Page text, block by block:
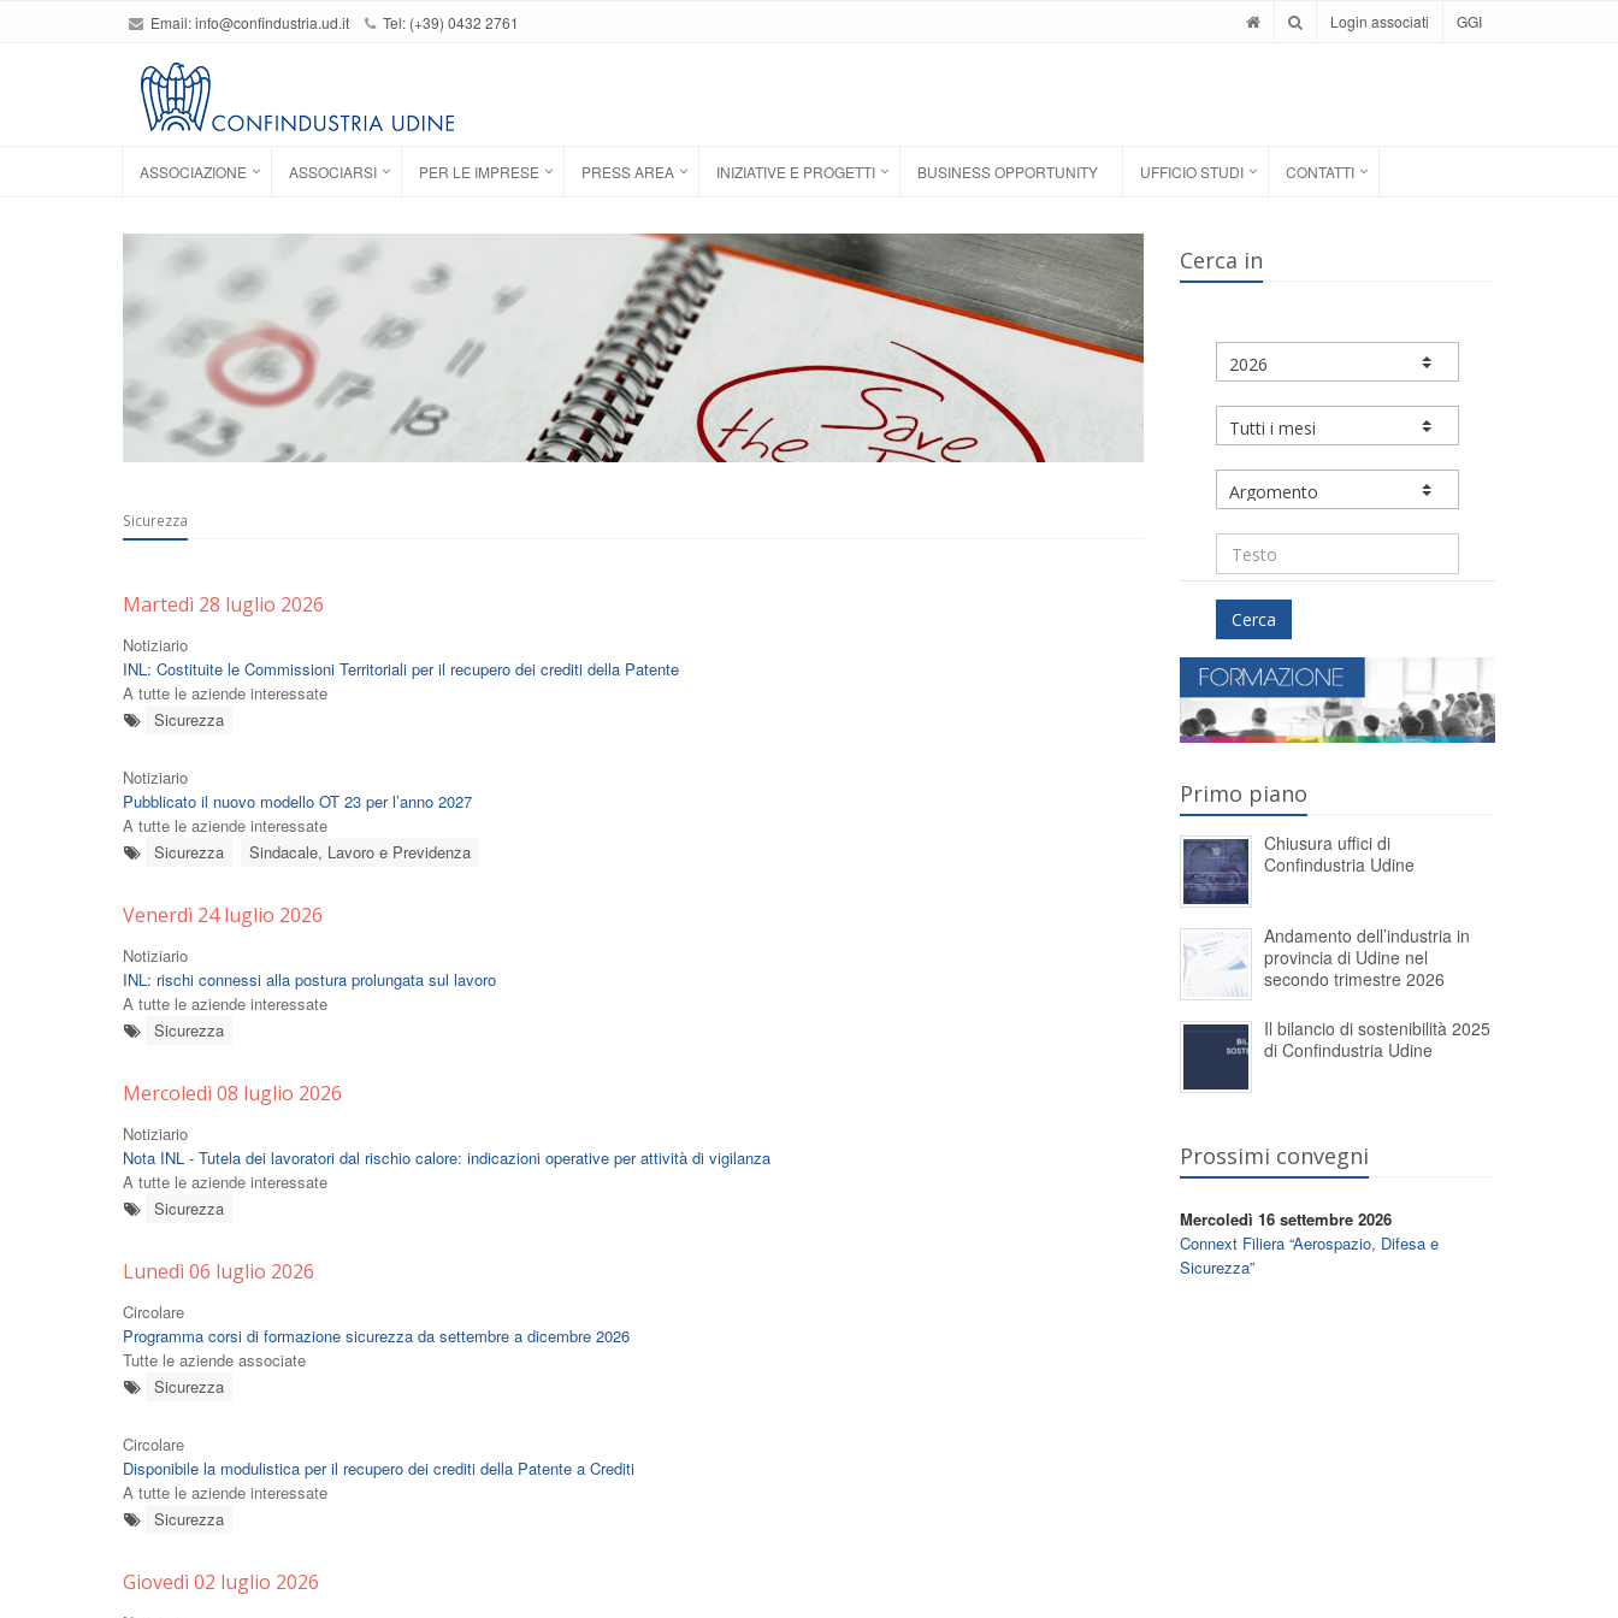
Email:info@confindustria.ud.it Tel: (+39) 0432 2761 Login associati GGI
ASSOCIAZIONE ASSOCIARSI PER LE IMPRESE PRESS AREA INIZIATIVE E PROGETTI BUSINESS OPPORTUNITY UFFICIO STUDI CONTATTI
Sicurezza
Martedì 28 luglio 2026
Notiziario
INL: Costituite le Commissioni Territoriali per il recupero dei crediti della Patente
A tutte le aziende interessate
Sicurezza
Notiziario
Pubblicato il nuovo modello OT 23 per l’anno 2027
A tutte le aziende interessate
Sicurezza
Sindacale, Lavoro e Previdenza
Venerdì 24 luglio 2026
Notiziario
INL: rischi connessi alla postura prolungata sul lavoro
A tutte le aziende interessate
Sicurezza
Mercoledì 08 luglio 2026
Notiziario
Nota INL - Tutela dei lavoratori dal rischio calore: indicazioni operative per attività di vigilanza
A tutte le aziende interessate
Sicurezza
Lunedì 06 luglio 2026
Circolare
Programma corsi di formazione sicurezza da settembre a dicembre 2026
Tutte le aziende associate
Sicurezza
Circolare
Disponibile la modulistica per il recupero dei crediti della Patente a Crediti
A tutte le aziende interessate
Sicurezza
Giovedì 02 luglio 2026
Cerca in
Cerca
Primo piano
Chiusura uffici di
Confindustria Udine
Andamento dell’industria in
provincia di Udine nel
secondo trimestre 2026
Il bilancio di sostenibilità 2025
di Confindustria Udine
Prossimi convegni
Mercoledì 16 settembre 2026
Connext Filiera “Aerospazio, Difesa e
Sicurezza”